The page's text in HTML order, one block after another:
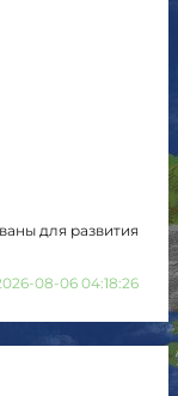
для развития
08-06 04:18:26